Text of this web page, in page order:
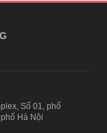
Số 01, phố
Hà Nội